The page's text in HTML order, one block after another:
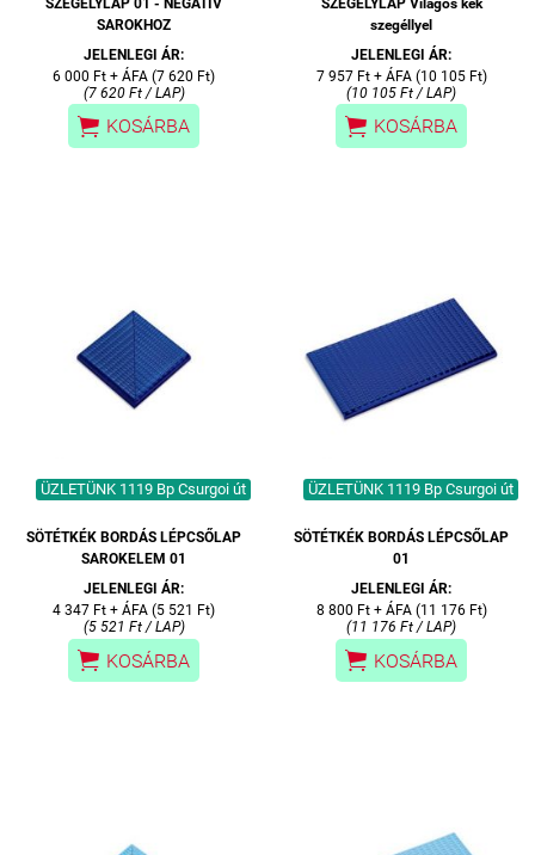
SAROKHOZ
JELENLEGI ÁR:
6 000 Ft + ÁFA (7 620 Ft)
(7 620 Ft / LAP)
 KOSÁRBA
szegéllyel
JELENLEGI ÁR:
7 957 Ft + ÁFA (10 105 Ft)
(10 105 Ft / LAP)
 KOSÁRBA
ÜZLETÜNK 1119 Bp Csurgoi út
SÖTÉTKÉK BORDÁS LÉPCSŐLAP
SAROKELEM 01
JELENLEGI ÁR:
4 347 Ft + ÁFA (5 521 Ft)
(5 521 Ft / LAP)
 KOSÁRBA
ÜZLETÜNK 1119 Bp Csurgoi út
SÖTÉTKÉK BORDÁS LÉPCSŐLAP
01
JELENLEGI ÁR:
8 800 Ft + ÁFA (11 176 Ft)
(11 176 Ft / LAP)
 KOSÁRBA